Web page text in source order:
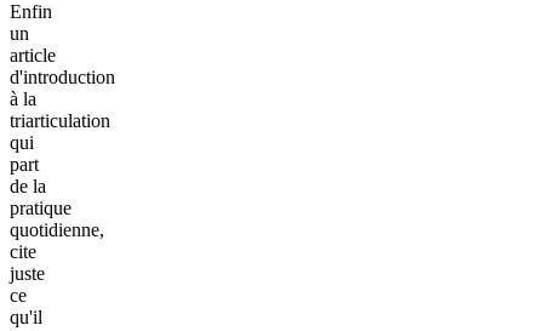
Enfin
un
article
d'introduction
à la
triarticulation
qui
part
de la
pratique
quotidienne,
cite
juste
ce
qu'il